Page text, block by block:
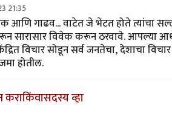
21:35
आणि गाढव... वाटेत जे भेटत होते त्यांचा
सारासार विवेक करून ठरवावे. आपल्या
विचार सोडून सर्व जनतेचा, देशाचा
होतील.
कराकिंवासदस्य व्हा